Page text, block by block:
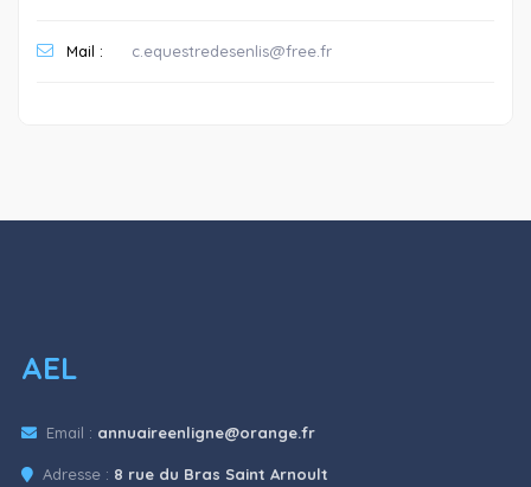
Mail : c.equestredesenlis@free.fr
AEL
Email : annuaireenligne@orange.fr
Adresse : 8 rue du Bras Saint Arnoult